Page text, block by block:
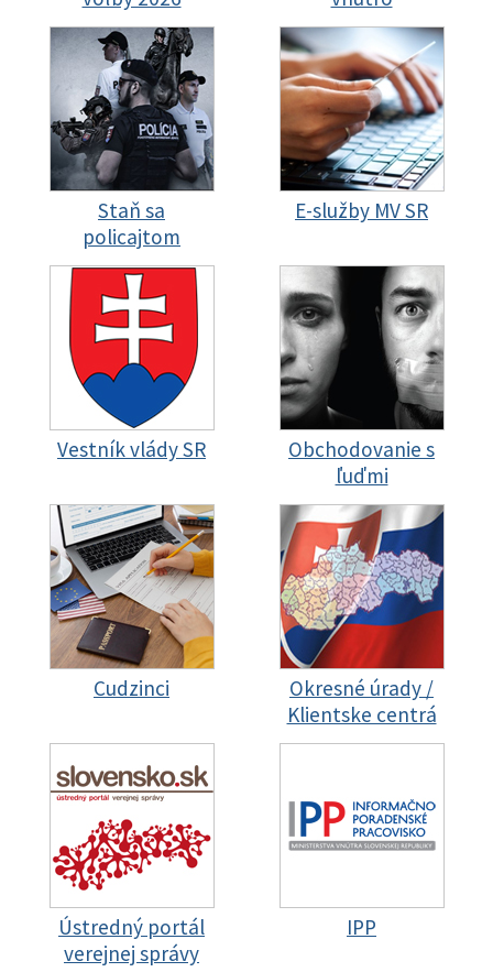
Staň sa
policajtom
E-služby MV SR
Vestník vlády SR
Obchodovanie s
ľuďmi
Cudzinci
Okresné úrady /
Klientske centrá
Ústredný portál
verejnej správy
IPP